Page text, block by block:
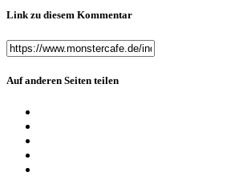
Link zu diesem Kommentar
Auf anderen Seiten teilen